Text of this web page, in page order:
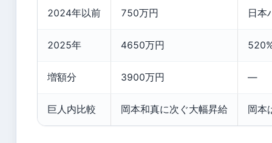
2024年以前 750万円 日本
2025年 4650万円
増額分 3900万円 —
巨人内比較 岡本和真に次ぐ大幅昇給 岡本